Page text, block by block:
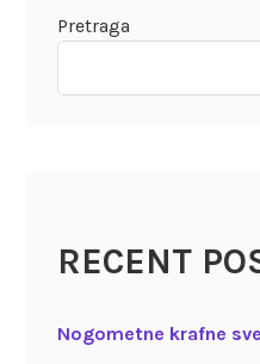
Pretraga
RECENT
Nogometne krafne